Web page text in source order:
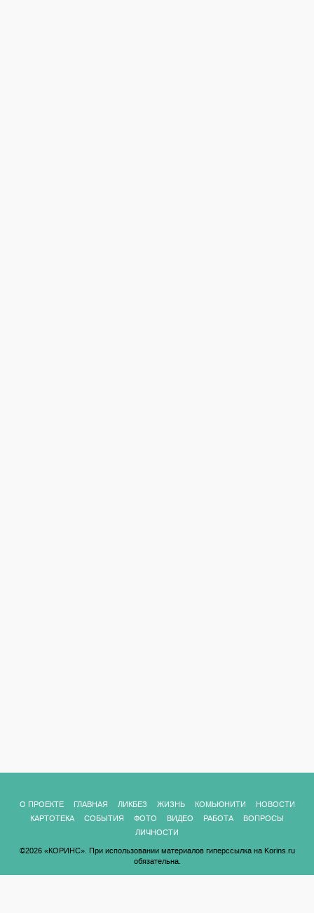
О ПРОЕКТЕ ГЛАВНАЯ ЛИКБЕЗ ЖИЗНЬ КОМЬЮНИТИ
НОВОСТИ
КАРТОТЕКА
СОБЫТИЯ ФОТО ВИДЕО РАБОТА
ВОПРОСЫ
ЛИЧНОСТИ
©2026 «КОРИНС». При использовании материалов гиперссылка на Korins.ru
обязательна.